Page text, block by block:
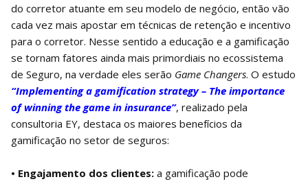
do corretor atuante em seu modelo de negócio, então vão
cada vez mais apostar em técnicas de retenção e incentivo
para o corretor. Nesse sentido a educação e a gamificação
se tornam fatores ainda mais primordiais no ecossistema
de Seguro, na verdade eles serão Game Changers. O estudo
“Implementing a gamification strategy – The importance
of winning the game in insurance”, realizado pela
consultoria EY, destaca os maiores benefícios da
gamificação no setor de seguros:
• Engajamento dos clientes: a gamificação pode